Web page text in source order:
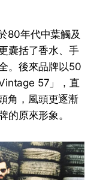
80年代中葉觸及
囊括了香水、手
。後來品牌以50
57」，直
角，風頭更逐漸
的原來形象。